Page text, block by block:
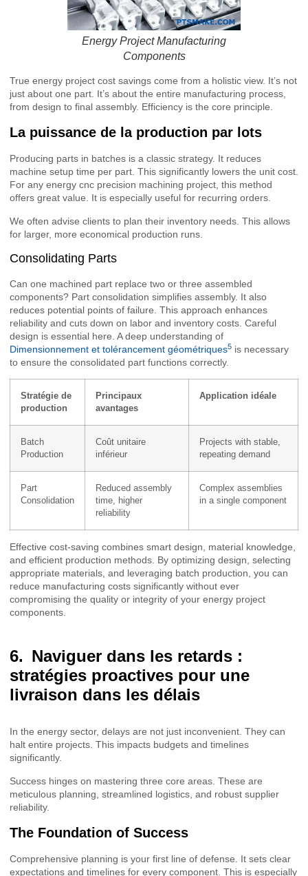
Energy Project Manufacturing
Components
True energy project cost savings come from a holistic view. It’s not
just about one part. It’s about the entire manufacturing process,
from design to final assembly. Efficiency is the core principle.
La puissance de la production par lots
Producing parts in batches is a classic strategy. It reduces
machine setup time per part. This significantly lowers the unit cost.
For any energy cnc precision machining project, this method
offers great value. It is especially useful for recurring orders.
We often advise clients to plan their inventory needs. This allows
for larger, more economical production runs.
Consolidating Parts
Can one machined part replace two or three assembled
components? Part consolidation simplifies assembly. It also
reduces potential points of failure. This approach enhances
reliability and cuts down on labor and inventory costs. Careful
design is essential here. A deep understanding of
Dimensionnement et tolérancement géométriques5 is necessary
to ensure the consolidated part functions correctly.
Stratégie de
production
Principaux
avantages
Application idéale
Batch
Production
Coût unitaire
inférieur
Projects with stable,
repeating demand
Part
Consolidation
Reduced assembly
time, higher
reliability
Complex assemblies
in a single component
Effective cost-saving combines smart design, material knowledge,
and efficient production methods. By optimizing design, selecting
appropriate materials, and leveraging batch production, you can
reduce manufacturing costs significantly without ever
compromising the quality or integrity of your energy project
components.
Naviguer dans les retards :
stratégies proactives pour une
livraison dans les délais
In the energy sector, delays are not just inconvenient. They can
halt entire projects. This impacts budgets and timelines
significantly.
Success hinges on mastering three core areas. These are
meticulous planning, streamlined logistics, and robust supplier
reliability.
The Foundation of Success
Comprehensive planning is your first line of defense. It sets clear
expectations and timelines for every component. This is especially